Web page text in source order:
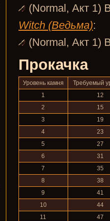
(Normal, Акт 1)
Witch (Ведьма):
(Normal, Акт 1)
Прокачка
Уровень камня
Требуемый
1
12
2
15
3
19
4
23
5
27
6
31
7
35
8
38
9
41
10
44
11
47